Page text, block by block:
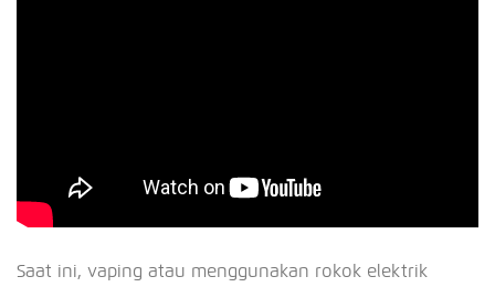
Saat ini, vaping atau menggunakan rokok elektrik